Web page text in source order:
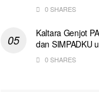
0 SHARES
Kaltara Genjot
dan SIMPADKU
0 SHARES